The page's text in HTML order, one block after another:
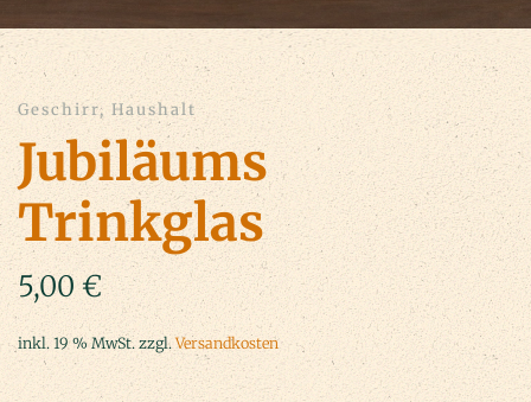
Geschirr, Haushalt
Jubiläums
Trinkglas
5,00€
inkl. 19 % MwSt. zzgl.Versandkosten